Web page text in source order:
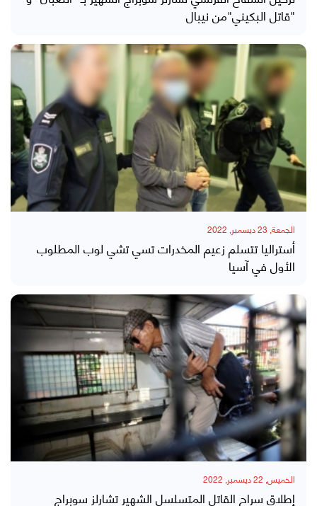
"قاتل البكيني"من نيبال
الجمعة, 23 ديسمبر, 2022
أستراليا تتسلم زعيم المخدرات تسي تشي لوب المطلوب
الأول في آسيا
الخميس, 22 ديسمبر, 2022
إطلاق سراح القاتل المتسلسل الشهير تشارلز سوبراج